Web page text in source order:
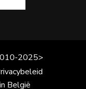
2025>
België